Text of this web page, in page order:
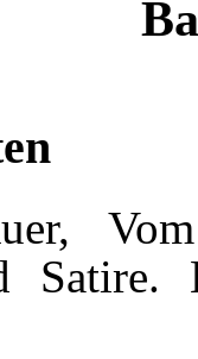
Satire.